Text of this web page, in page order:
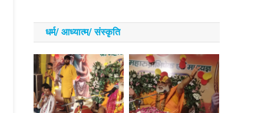
धर्म/ आध्‍यात्‍म/ संस्‍कृति